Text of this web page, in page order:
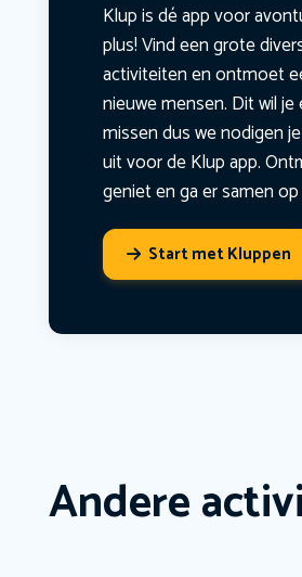
Klup is dé app voor
plus! Vind een grote
activiteiten en ontmoet
nieuwe mensen. Dit wil
missen dus we nodigen
uit voor de Klup app.
geniet en ga er samen
Start met Kluppen
Andere